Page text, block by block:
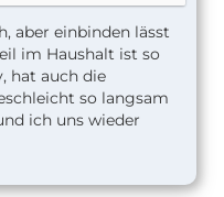
zu lange her.
aber sicherlich
mit
direkt
Läßt sich die
Wenn nicht,
Würde
aber einbinden lässt
im Haushalt ist so
hat auch die
so langsam
ich uns wieder